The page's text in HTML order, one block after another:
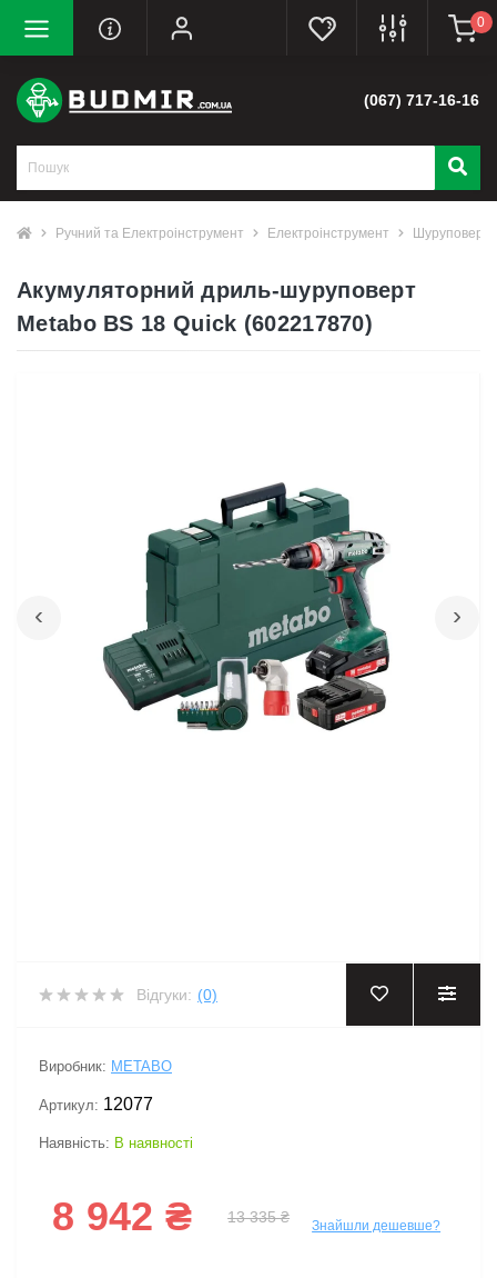
0
(067) 717-16-16
Ручний та Електроінструмент Електроінструмент Шуруповерти
Акумуляторний дриль-шуруповерт
Metabo BS 18 Quick (602217870)
‹ ›
Відгуки: (0)
Виробник: METABO
Артикул: 12077
Наявність: В наявності
8 942 ₴ 13 335 ₴ Знайшли дешевше?